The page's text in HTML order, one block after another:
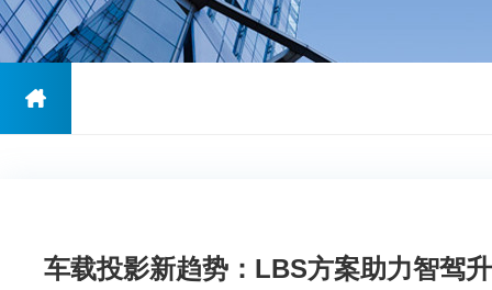
车载投影新趋势：LBS方案助力智驾